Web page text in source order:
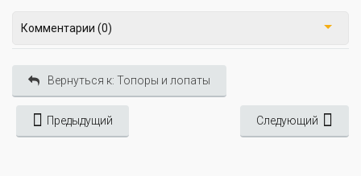
Комментарии (0)
Вернуться к: Топоры и лопаты
Предыдущий Следующий